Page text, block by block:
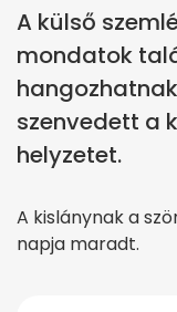
A külső
mondatok
szenvedett a
helyzetet.
A kislánynak a
napja maradt.